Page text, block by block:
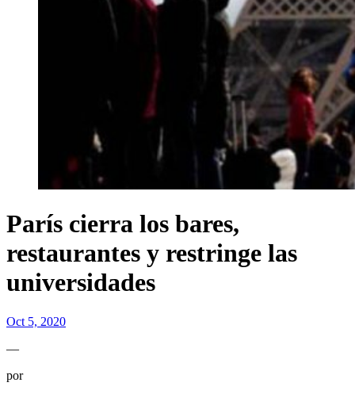
París cierra los bares,
restaurantes y restringe las
universidades
Oct 5, 2020
—
por